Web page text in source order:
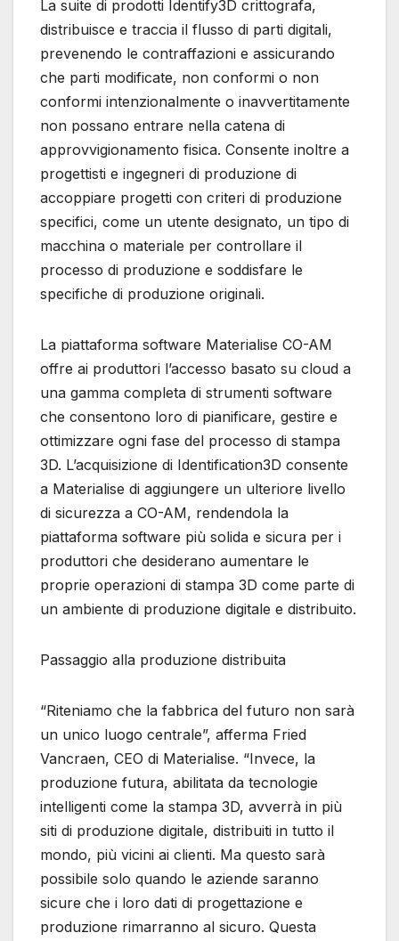
La suite di prodotti Identify3D crittografa,
distribuisce e traccia il flusso di parti digitali,
prevenendo le contraffazioni e assicurando
che parti modificate, non conformi o non
conformi intenzionalmente o inavvertitamente
non possano entrare nella catena di
approvvigionamento fisica. Consente inoltre a
progettisti e ingegneri di produzione di
accoppiare progetti con criteri di produzione
specifici, come un utente designato, un tipo di
macchina o materiale per controllare il
processo di produzione e soddisfare le
specifiche di produzione originali.
La piattaforma software Materialise CO-AM
offre ai produttori l’accesso basato su cloud a
una gamma completa di strumenti software
che consentono loro di pianificare, gestire e
ottimizzare ogni fase del processo di stampa
3D. L’acquisizione di Identification3D consente
a Materialise di aggiungere un ulteriore livello
di sicurezza a CO-AM, rendendola la
piattaforma software più solida e sicura per i
produttori che desiderano aumentare le
proprie operazioni di stampa 3D come parte di
un ambiente di produzione digitale e distribuito.
Passaggio alla produzione distribuita
“Riteniamo che la fabbrica del futuro non sarà
un unico luogo centrale”, afferma Fried
Vancraen, CEO di Materialise. “Invece, la
produzione futura, abilitata da tecnologie
intelligenti come la stampa 3D, avverrà in più
siti di produzione digitale, distribuiti in tutto il
mondo, più vicini ai clienti. Ma questo sarà
possibile solo quando le aziende saranno
sicure che i loro dati di progettazione e
produzione rimarranno al sicuro. Questa